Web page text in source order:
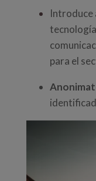
Introduce
para el